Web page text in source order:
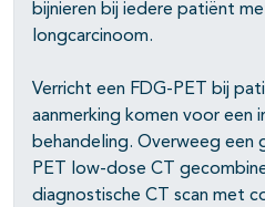
open- en dichtklappen
open- en
bijnieren bij iedere patiënt
longcarcinoom.
Verricht een FDG-PET bij
aanmerking komen voor een
behandeling. Overweeg een
PET low-dose CT
diagnostische CT scan met